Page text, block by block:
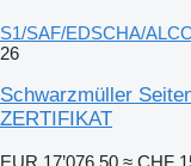
S1/SAF/EDSCHA/
26
Schwarzmüller
ZERTIFIKAT
EUR 17’076.50 ≈ CHF